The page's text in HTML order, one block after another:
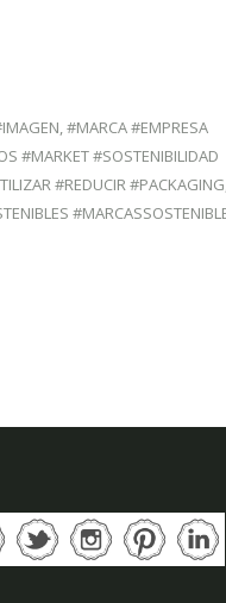
,#MARCA #EMPRESA
#MARKET #SOSTENIBILIDAD
#REDUCIR #PACKAGING